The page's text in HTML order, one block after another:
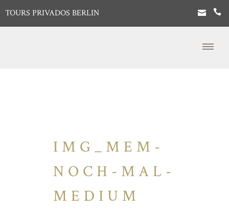
TOURS PRIVADOS BERLIN
IMG_MEM-
NOCH-MAL-
MEDIUM